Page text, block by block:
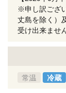
※申し訳ござ
丈島を除く）
受け出来ませ
常温 冷蔵